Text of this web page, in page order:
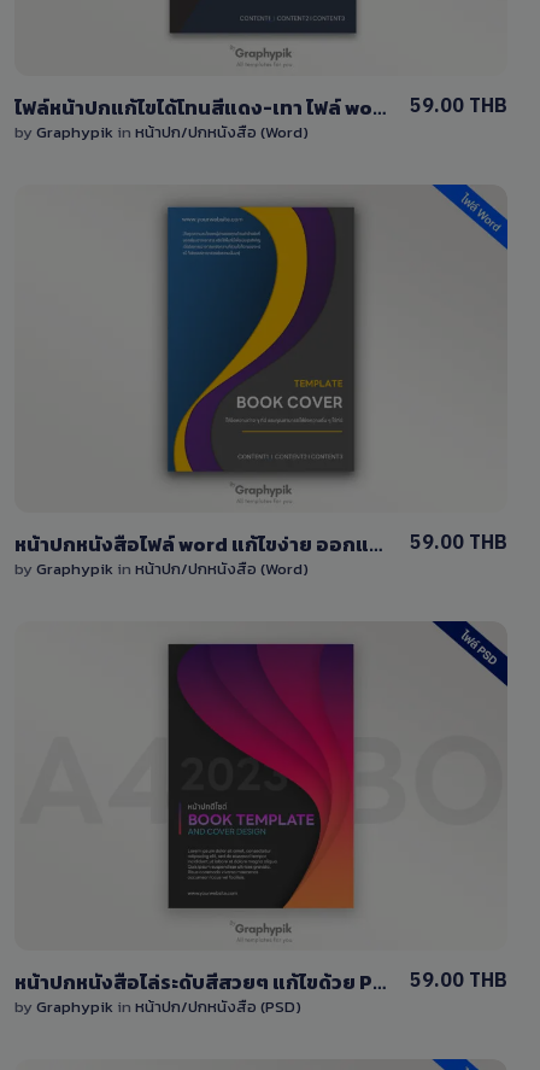
ไฟล์หน้าปกแก้ไขได้โทนสีแดง-เทา ไฟล์ word (docx)
by Graphypik in หน้าปก/ปกหนังสือ (Word)
59.00 THB
View Details
0 Sale
หน้าปกหนังสือไฟล์ word แก้ไขง่าย ออกแบบสำหรับคุณ
by Graphypik in หน้าปก/ปกหนังสือ (Word)
59.00 THB
View Details
0 Sale
หน้าปกหนังสือไล่ระดับสีสวยๆ แก้ไขด้วย Photoshop
by Graphypik in หน้าปก/ปกหนังสือ (PSD)
59.00 THB